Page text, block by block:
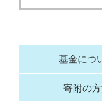
基金につ
寄附の